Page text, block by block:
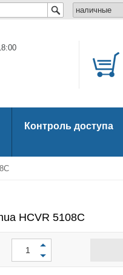
Контроль доступа
HCVR 5108C